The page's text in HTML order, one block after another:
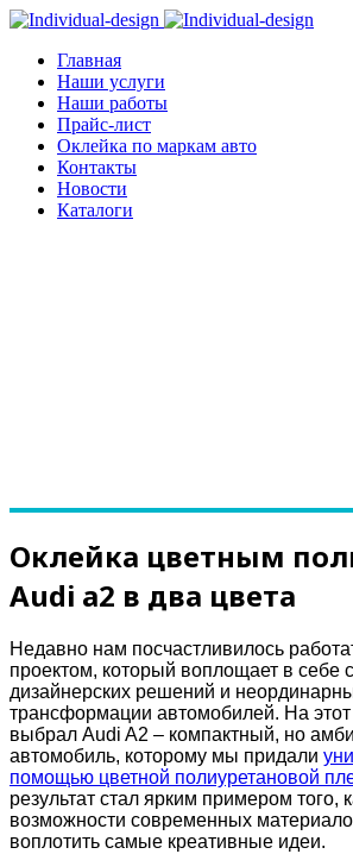
Главная
Наши услуги
Наши работы
Прайс-лист
Оклейка по маркам авто
Контакты
Новости
Каталоги
Оклейка цветным
Audi a2 в два цвета
Недавно нам посчастливилось
проектом, который воплощает в себе
дизайнерских решений и
трансформации автомобилей. На
выбрал Audi A2 – компактный, но
автомобиль, которому мы придали
помощью цветной полиуретановой
результат стал ярким примером того,
возможности современных
воплотить самые креативные идеи.